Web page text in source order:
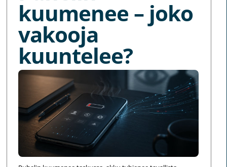
kuumenee – joko
vakooja
kuuntelee?